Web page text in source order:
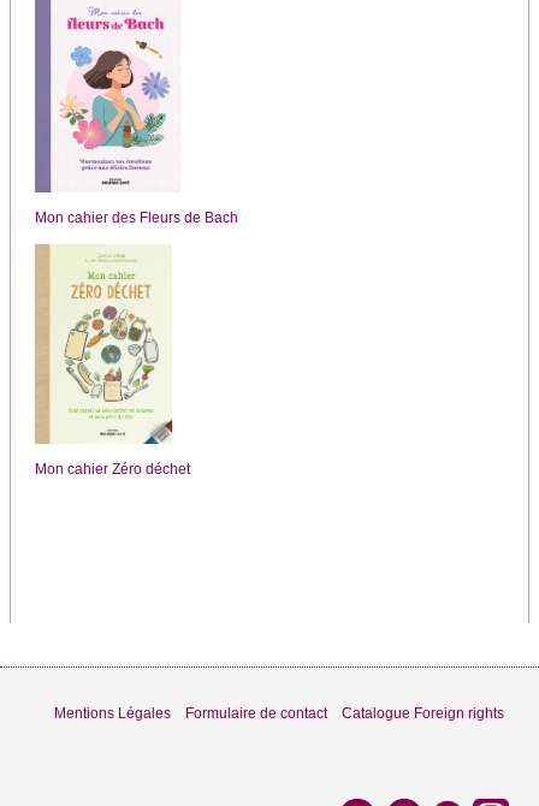
Mon cahier des Fleurs de Bach
Mon cahier Zéro déchet
Mentions Légales Formulaire de contact Catalogue Foreign rights